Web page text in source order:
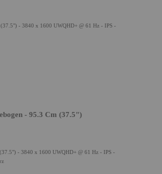
- 3840 x 1600 UWQHD+ @ 61 Hz - IPS -
- 95.3 Cm (37.5")
- 3840 x 1600 UWQHD+ @ 61 Hz - IPS -